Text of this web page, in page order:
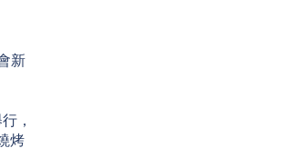
新
，
烤